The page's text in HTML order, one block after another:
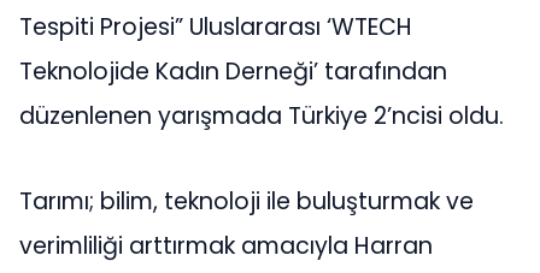
Tespiti Projesi” Uluslararası ‘WTECH
Teknolojide Kadın Derneği’ tarafından
düzenlenen yarışmada Türkiye 2’ncisi oldu.
Tarımı; bilim, teknoloji ile buluşturmak ve
verimliliği arttırmak amacıyla Harran